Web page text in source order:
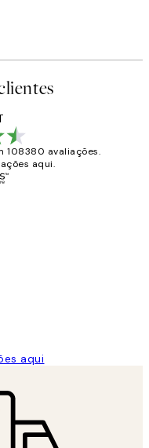
108380 avaliações.
aqui.
aqui